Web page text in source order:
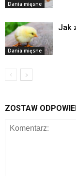
Dania mięsne
Dania mięsne
Jak
ZOSTAW